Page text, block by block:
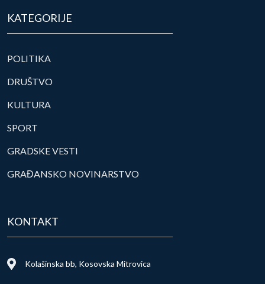
KATEGORIJE
POLITIKA
DRUŠTVO
KULTURA
SPORT
GRADSKE VESTI
GRAĐANSKO NOVINARSTVO
KONTAKT
Kolašinska bb, Kosovska Mitrovica